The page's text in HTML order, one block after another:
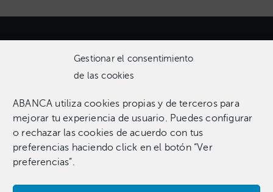
Gestionar el consentimiento
de las cookies
ABANCA utiliza cookies propias y de terceros para
mejorar tu experiencia de usuario. Puedes configurar
o rechazar las cookies de acuerdo con tus
preferencias haciendo click en el botón “Ver
preferencias”.
Una colección que incluye 1.369 obras entre pinturas,
esculturas, fotografías, grabados, dibujos e instalaciones
pertenecientes a 255 artistas.​